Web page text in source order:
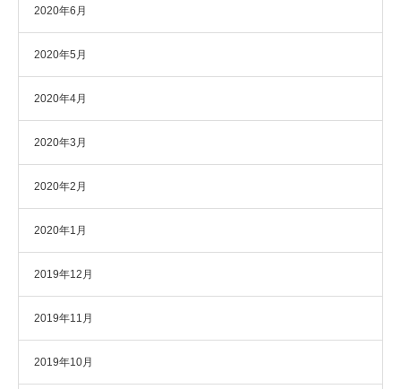
2020年6月
2020年5月
2020年4月
2020年3月
2020年2月
2020年1月
2019年12月
2019年11月
2019年10月